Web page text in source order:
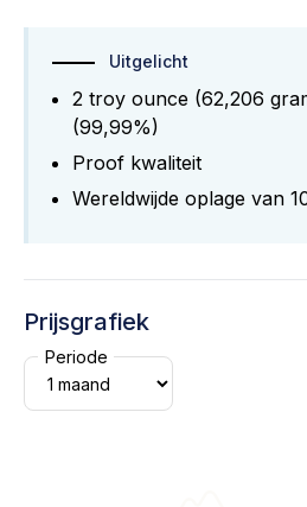
Uitgelicht
2 troy ounce (62,206
(99,99%)
Proof kwaliteit
Wereldwijde oplage van
Prijsgrafiek
Periode